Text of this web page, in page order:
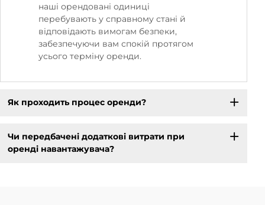
наші орендовані одиниці
перебувають у справному стані й
відповідають вимогам безпеки,
забезпечуючи вам спокій протягом
усього терміну оренди.
Як проходить процес оренди?
Чи передбачені додаткові витрати при
оренді навантажувача?